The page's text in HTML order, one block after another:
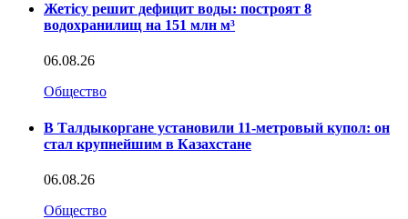
Жетісу решит дефицит воды: построят 8
водохранилищ на 151 млн м³
06.08.26
Общество
В Талдыкоргане установили 11-метровый купол: он
стал крупнейшим в Казахстане
06.08.26
Общество